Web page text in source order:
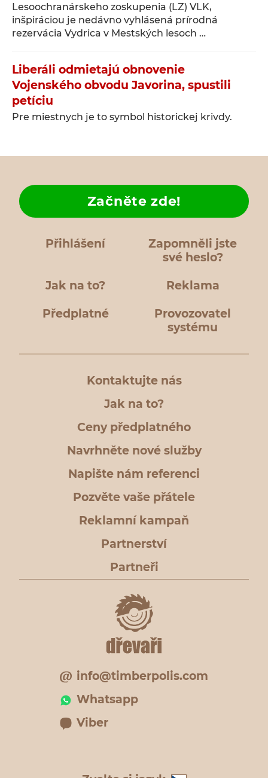
Lesoochranárskeho zoskupenia (LZ) VLK,
inšpiráciou je nedávno vyhlásená prírodná
rezervácia Vydrica v Mestských lesoch …
Liberáli odmietajú obnovenie
Vojenského obvodu Javorina, spustili
petíciu
Pre miestnych je to symbol historickej krivdy.
Přihlášení
Zapomněli jste
své heslo?
Jak na to?
Začněte zde!
Reklama
Předplatné
Provozovatel
systému
Kontaktujte nás
Jak na to?
Ceny předplatného
Navrhněte nové služby
Napište nám referenci
Pozvěte vaše přátele
Reklamní kampaň
Partnerství
Partneři
info@timberpolis.com
Whatsapp
Viber